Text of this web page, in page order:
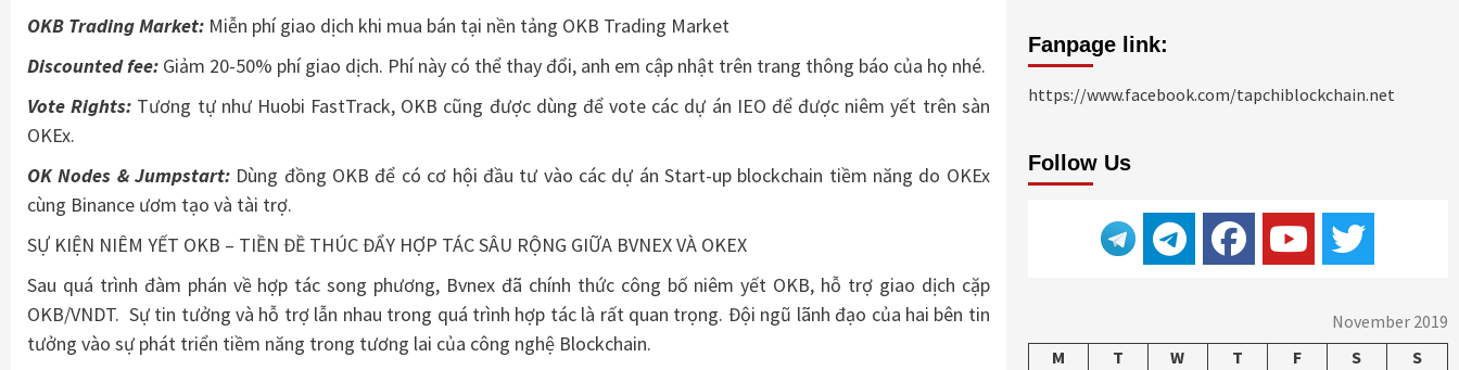
OKB Trading Market: Miễn phí giao dịch khi mua bán tại nền tảng OKB Trading Market
Discounted fee: Giảm 20-50% phí giao dịch. Phí này có thể thay đổi, anh em cập nhật trên trang thông báo của họ nhé.
Vote Rights: Tương tự như Huobi FastTrack, OKB cũng được dùng để vote các dự án IEO để được niêm yết trên sàn
OKEx.
OK Nodes & Jumpstart: Dùng đồng OKB để có cơ hội đầu tư vào các dự án Start-up blockchain tiềm năng do OKEx
cùng Binance ươm tạo và tài trợ.
SỰ KIỆN NIÊM YẾT OKB – TIỀN ĐỀ THÚC ĐẨY HỢP TÁC SÂU RỘNG GIỮA BVNEX VÀ OKEX
Sau quá trình đàm phán về hợp tác song phương, Bvnex đã chính thức công bố niêm yết OKB, hỗ trợ giao dịch cặp
OKB/VNDT. Sự tin tưởng và hỗ trợ lẫn nhau trong quá trình hợp tác là rất quan trọng. Đội ngũ lãnh đạo của hai bên tin
tưởng vào sự phát triển tiềm năng trong tương lai của công nghệ Blockchain.
Fanpage link:
https://www.facebook.com/tapchiblockchain.net
Follow Us
November 2019
M
T W T F S
S